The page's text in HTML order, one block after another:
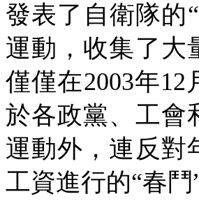
發表了自衛隊的“
運動，收集了大
僅僅在2003年12
於各政黨、工會
運動外，連反對
工資進行的“春鬥